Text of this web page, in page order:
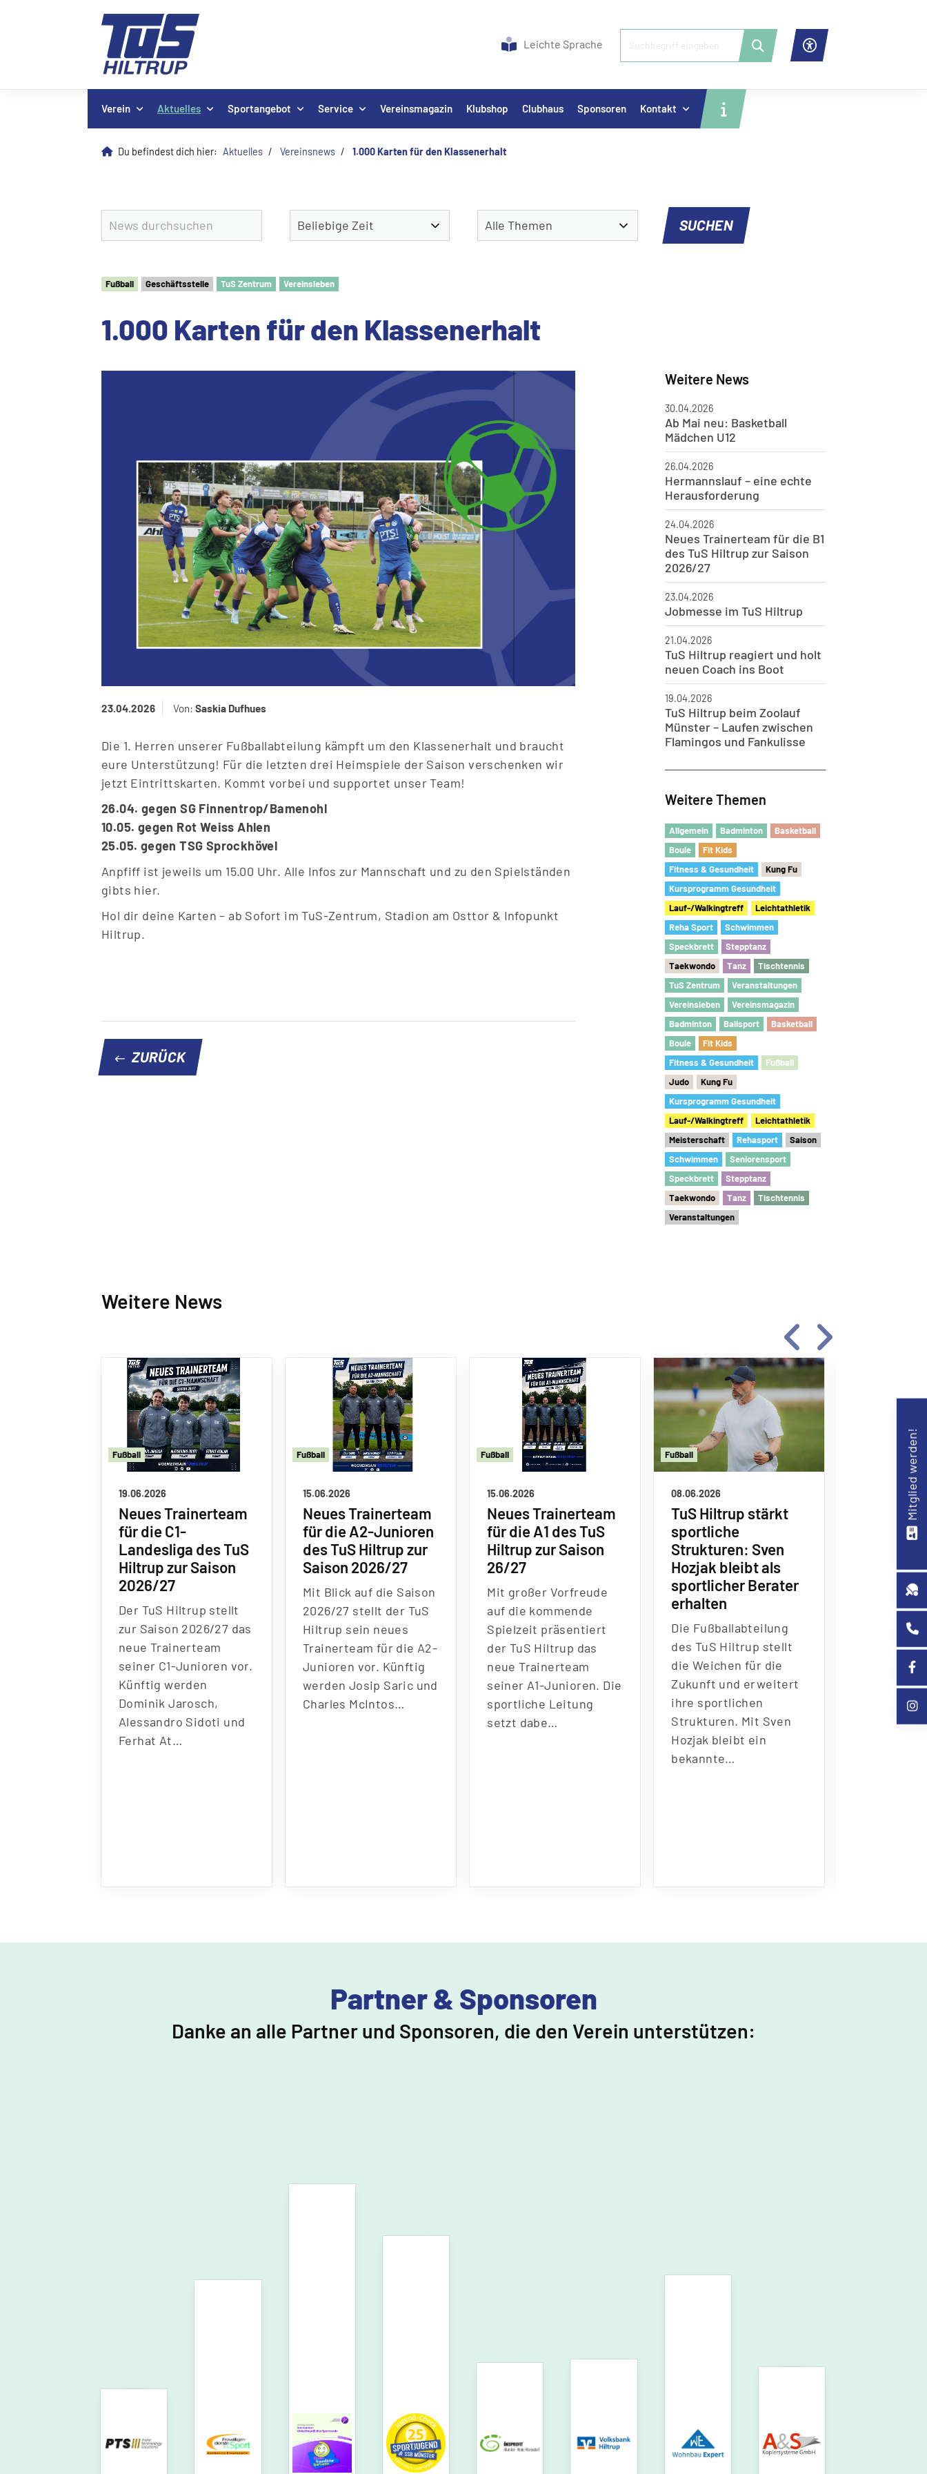
Leichte Sprache
Verein Aktuelles Sportangebot Service Vereinsmagazin Klubshop Clubhaus Sponsoren Kontakt
Du befindest dich hier: Aktuelles Vereinsnews 1.000 Karten für den Klassenerhalt
Fußball Geschäftsstelle TuS Zentrum Vereinsleben
1.000 Karten für den Klassenerhalt
23.04.2026 Von: Saskia Dufhues
Die 1. Herren unserer Fußballabteilung kämpft um den Klassenerhalt und braucht
eure Unterstützung! Für die letzten drei Heimspiele der Saison verschenken wir
jetzt Eintrittskarten. Kommt vorbei und supportet unser Team!
26.04. gegen SG Finnentrop/Bamenohl
10.05. gegen Rot Weiss Ahlen
25.05. gegen TSG Sprockhövel
Anpfiff ist jeweils um 15.00 Uhr. Alle Infos zur Mannschaft und zu den Spielständen
gibts hier.
Hol dir deine Karten – ab Sofort im TuS-Zentrum, Stadion am Osttor & Infopunkt
Hiltrup.
ZURÜCK
Weitere News
30.04.2026
Ab Mai neu: Basketball
Mädchen U12
26.04.2026
Hermannslauf – eine echte
Herausforderung
24.04.2026
Neues Trainerteam für die B1
des TuS Hiltrup zur Saison
2026/27
23.04.2026
Jobmesse im TuS Hiltrup
21.04.2026
TuS Hiltrup reagiert und holt
neuen Coach ins Boot
19.04.2026
TuS Hiltrup beim Zoolauf
Münster – Laufen zwischen
Flamingos und Fankulisse
Weitere Themen
Allgemein Badminton
Basketball
Boule
Fit Kids
Fitness & Gesundheit
Kung Fu
Kursprogramm Gesundheit
Lauf-/Walkingtreff
Leichtathletik
Reha Sport
Schwimmen
Speckbrett
Stepptanz
Taekwondo
Tanz
Tischtennis
TuS Zentrum
Veranstaltungen
Vereinsleben
Vereinsmagazin
Badminton
Ballsport
Basketball
Boule
Fit Kids
Fitness & Gesundheit
Fußball
Judo
Kung Fu
Kursprogramm Gesundheit
Lauf-/Walkingtreff
Leichtathletik
Meisterschaft
Rehasport
Saison
Schwimmen
Seniorensport
Speckbrett
Stepptanz
Taekwondo
Tanz
Tischtennis
Veranstaltungen
Weitere News
Fußball
19.06.2026
Neues Trainerteam
für die C1-
Landesliga des TuS
Hiltrup zur Saison
2026/27
Der TuS Hiltrup stellt
zur Saison 2026/27 das
neue Trainerteam
seiner C1-Junioren vor.
Künftig werden
Dominik Jarosch,
Alessandro Sidoti und
Ferhat At…
Fußball
15.06.2026
Neues Trainerteam
für die A2-Junioren
des TuS Hiltrup zur
Saison 2026/27
Mit Blick auf die Saison
2026/27 stellt der TuS
Hiltrup sein neues
Trainerteam für die A2-
Junioren vor. Künftig
werden Josip Saric und
Charles McIntos…
Fußball
15.06.2026
Neues Trainerteam
für die A1 des TuS
Hiltrup zur Saison
26/27
Mit großer Vorfreude
auf die kommende
Spielzeit präsentiert
der TuS Hiltrup das
neue Trainerteam
seiner A1-Junioren. Die
sportliche Leitung
setzt dabe…
Fußball
08.06.2026
TuS Hiltrup stärkt
sportliche
Strukturen: Sven
Hozjak bleibt als
sportlicher Berater
erhalten
Die Fußballabteilung
des TuS Hiltrup stellt
die Weichen für die
Zukunft und erweitert
ihre sportlichen
Strukturen. Mit Sven
Hozjak bleibt ein
bekannte…
TuS
starke
Unsere 1.
hat die
einem
Am letzten
Oberliga
Partner & Sponsoren
Danke an alle Partner und Sponsoren, die den Verein unterstützen:
Mitglied werden!